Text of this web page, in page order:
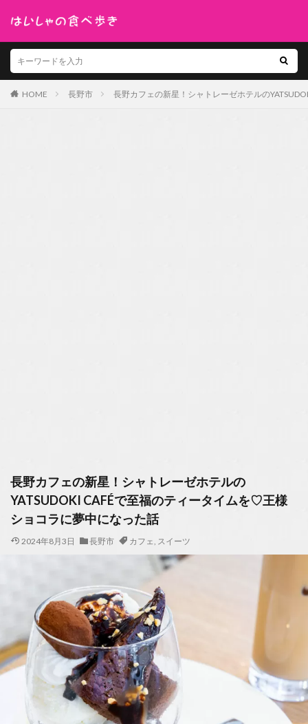
HOME 長野市 長野カフェの新星！シャトレーゼホテルの
長野カフェの新星！シャトレーゼホテルの
YATSUDOKI CAFÉで至福のティータイムを♡王様
ショコラに夢中になった話
2024年8月3日 長野市 カフェ, スイーツ